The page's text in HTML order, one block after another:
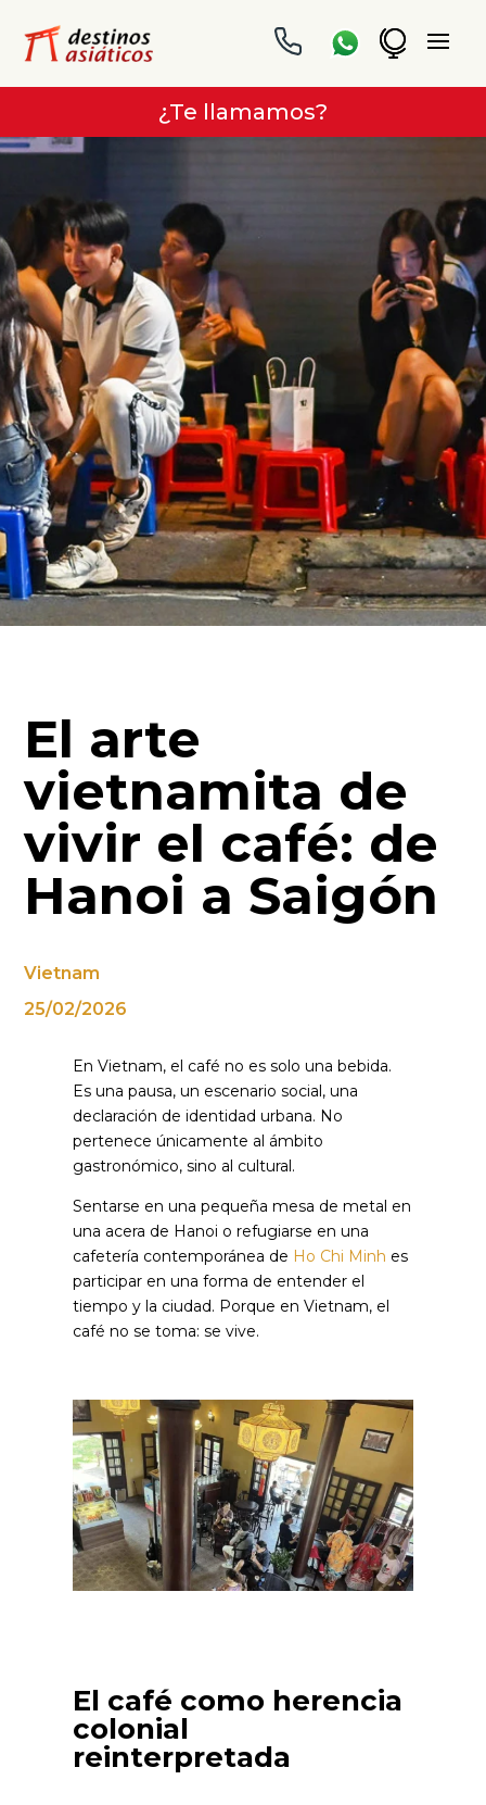
¿Te llamamos?
El arte
vietnamita de
vivir el café: de
Hanoi a Saigón
Vietnam
25/02/2026
En Vietnam, el café no es solo una bebida.
Es una pausa, un escenario social, una
declaración de identidad urbana. No
pertenece únicamente al ámbito
gastronómico, sino al cultural.
Sentarse en una pequeña mesa de metal en
una acera de Hanoi o refugiarse en una
cafetería contemporánea de Ho Chi Minh es
participar en una forma de entender el
tiempo y la ciudad. Porque en Vietnam, el
café no se toma: se vive.
El café como herencia
colonial
reinterpretada